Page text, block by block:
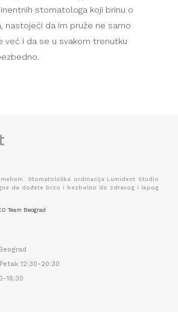
stomatologa koji brinu o
nastojeći da im pruže ne samo
već i da se u svakom trenutku
Stomatološka ordinacija Lumident Studio
da dođete brzo i bezbolno do zdravog i lepog
Team Beograd
12:30-20:30
16:30